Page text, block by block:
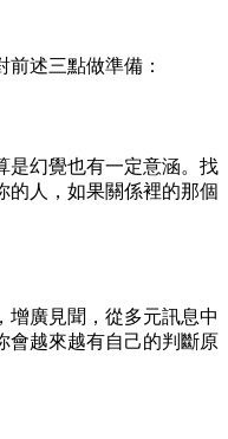
述三點做準備：
是幻覺也有一定意涵。找
的人，如果關係裡的那個
增廣見聞，從多元訊息中
會越來越有自己的判斷原